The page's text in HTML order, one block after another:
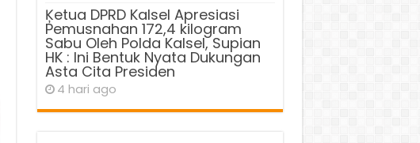
Ķetua DPRD Kalsel Apresiasi
Pemusnahan 172,4 kilogram
Sabu Oleh Polda Kalsel, Supian
HK : Ini Bentuk Nyata Dukungan
Asta Cita Presiden
4 hari ago